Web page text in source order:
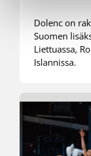
Dolenc on
Suomen
Liettuassa,
Islannissa.